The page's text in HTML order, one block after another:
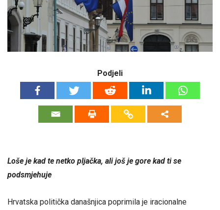
Podjeli
Loše je kad te netko pljačka, ali još je gore kad ti se
podsmjehuje
Hrvatska politička današnjica poprimila je iracionalne